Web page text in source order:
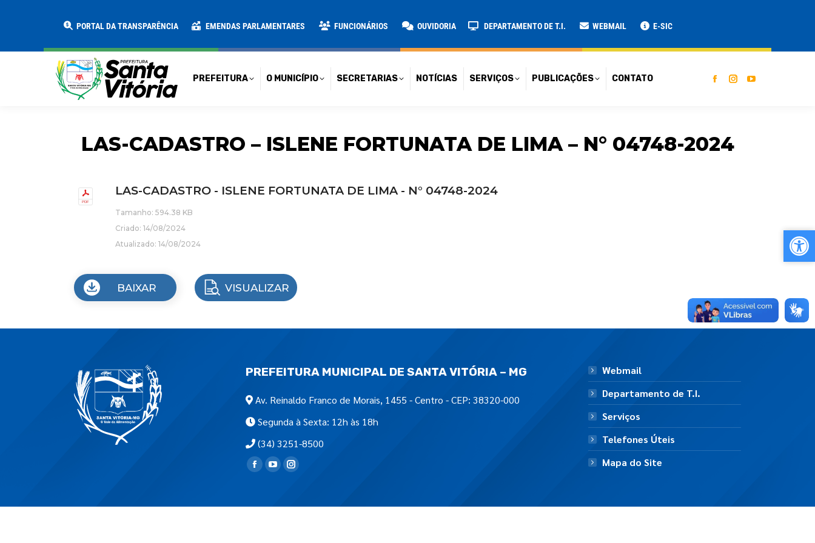
PORTAL DA TRANSPARÊNCIA EMENDAS PARLAMENTARES FUNCIONÁRIOS OUVIDORIA DEPARTAMENTO DE T.I. WEBMAIL E-SIC
PREFEITURA O MUNICÍPIO SECRETARIAS NOTÍCIAS SERVIÇOS PUBLICAÇÕES CONTATO
LAS-CADASTRO – ISLENE FORTUNATA DE LIMA – N° 04748-2024
LAS-CADASTRO - ISLENE FORTUNATA DE LIMA - N° 04748-2024
Tamanho: 594.38 KB
Criado: 14/08/2024
Atualizado: 14/08/2024
BAIXAR VISUALIZAR
PREFEITURA MUNICIPAL DE SANTA VITÓRIA – MG
Av. Reinaldo Franco de Morais, 1455 - Centro - CEP: 38320-000
Segunda à Sexta: 12h às 18h
(34) 3251-8500
Encontre-nos em:
Webmail
Departamento de T.I.
Serviços
Telefones Úteis
Mapa do Site